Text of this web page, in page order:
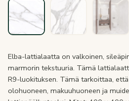
Elba-lattialaatta on valkoinen,
marmorin tekstuuria. Tämä
R9-luokituksen. Tämä tarkoittaa,
olohuoneen, makuuhuoneen ja